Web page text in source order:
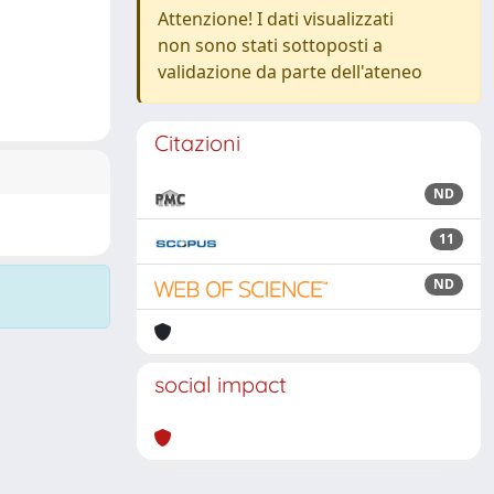
Attenzione! I dati visualizzati
non sono stati sottoposti a
validazione da parte dell'ateneo
Citazioni
ND
11
ND
social impact